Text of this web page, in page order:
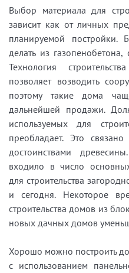
Выбор материала для
зависит как от личных
планируемой постройки.
делать из
Технология
позволяет возводить
поэтому такие дома
дальнейшей продажи.
используемых для
преобладает. Это
достоинствами
входило в число
для строительства
и сегодня. Некоторое
строительства домов из
новых дачных домов
Хорошо можно построить
с использованием